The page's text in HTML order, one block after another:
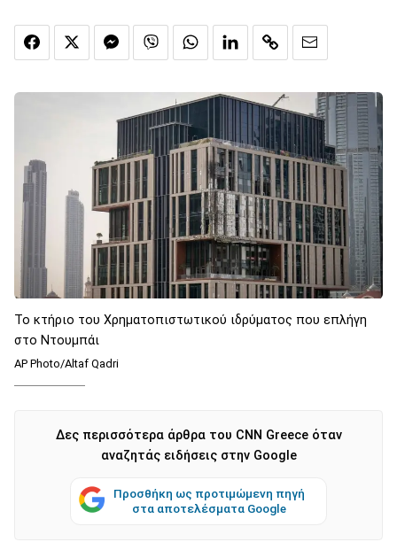
Το κτήριο του Χρηματοπιστωτικού ιδρύματος που επλήγη
στο Ντουμπάι
AP Photo/Altaf Qadri
Δες περισσότερα άρθρα του CNN Greece όταν
αναζητάς ειδήσεις στην Google
Προσθήκη ως προτιμώμενη πηγή
στα αποτελέσματα Google